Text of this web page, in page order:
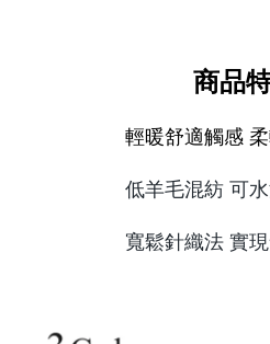
商品
輕暖舒適觸感
低羊毛混紡 可
寬鬆針織法 實